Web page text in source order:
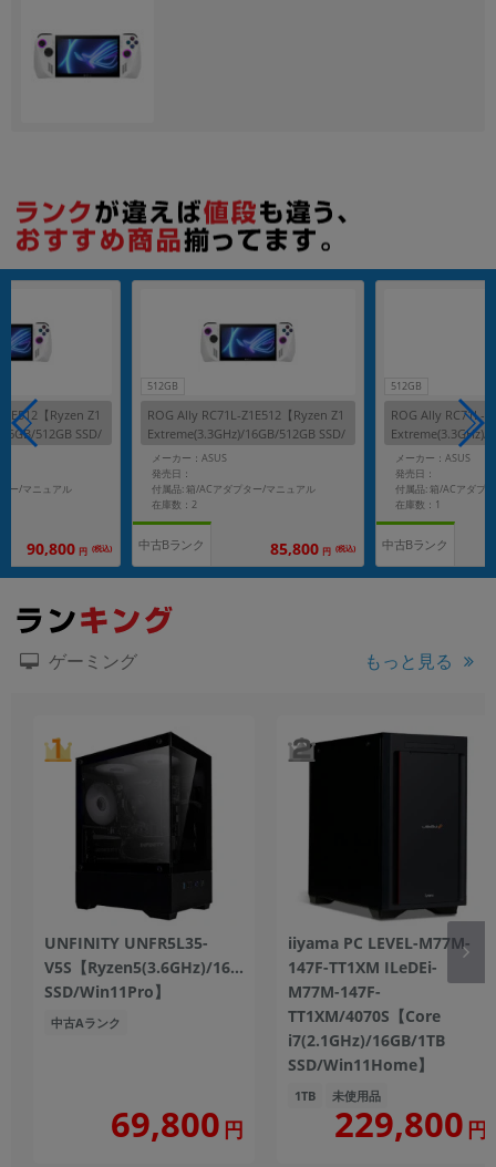
【Ryzen Z1
512GB SSD/
ー/マニュアル
90,800 円 (税込)
512GB
ROG Ally RC71L-Z1E512【Ryzen Z1
Extreme(3.3GHz)/16GB/512GB SSD/
Win11Home】
メーカー：ASUS
発売日：
付属品: 箱/ACアダプター/マニュアル
在庫数：2
中古Bランク 85,800 円 (税込)
512GB
ROG Ally RC71L-
Extreme(3.3GHz)/
Win11Home】
メーカー：ASUS
発売日：
付属品: 箱/ACアダプ
在庫数：1
中古Bランク
ゲーミング もっと見る
UNFINITY UNFR5L35-
V5S【Ryzen5(3.6GHz)/16GB/512GB
SSD/Win11Pro】
中古Aランク
69,800 円
iiyama PC LEVEL-M77M-
147F-TT1XM ILeDEi-
M77M-147F-
TT1XM/4070S【Core
i7(2.1GHz)/16GB/1TB
SSD/Win11Home】
1TB 未使用品
229,800 円